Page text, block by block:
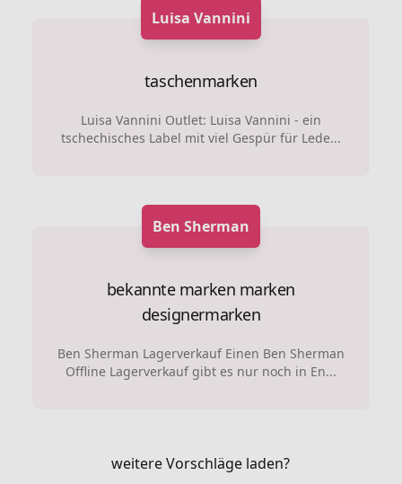
Luisa Vannini
taschenmarken
Luisa Vannini Outlet: Luisa Vannini - ein
tschechisches Label mit viel Gespür für Lede...
Ben Sherman
bekannte marken marken
designermarken
Ben Sherman Lagerverkauf Einen Ben Sherman
Offline Lagerverkauf gibt es nur noch in En...
weitere Vorschläge laden?